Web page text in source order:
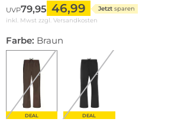
UVP79,95 46,99 Jetzt sparen
inkl. Mwst zzgl. Versandkosten
Farbe: Braun
DEAL DEAL